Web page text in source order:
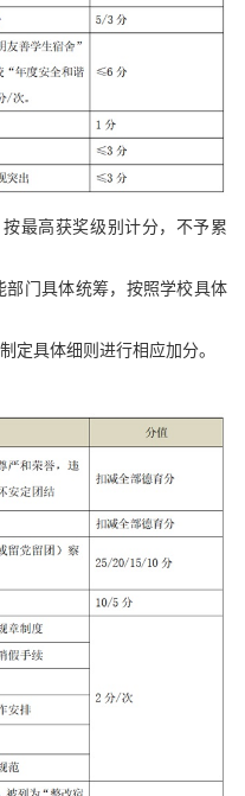
最高获奖级别计分，不予累
具体统筹，按照学校具体
具体细则进行相应加分。